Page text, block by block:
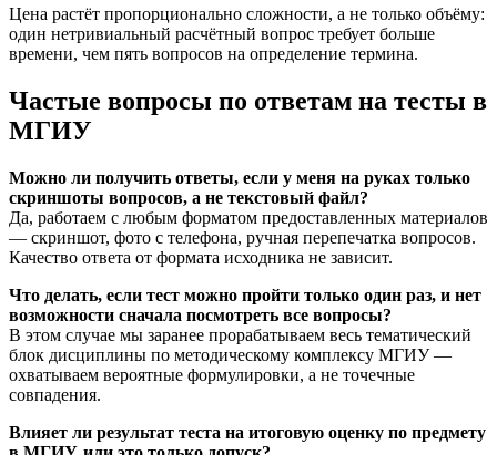
Цена растёт пропорционально сложности, а не только объёму:
один нетривиальный расчётный вопрос требует больше
времени, чем пять вопросов на определение термина.
Частые вопросы по ответам на тесты в
МГИУ
Можно ли получить ответы, если у меня на руках только
скриншоты вопросов, а не текстовый файл?
Да, работаем с любым форматом предоставленных материалов
— скриншот, фото с телефона, ручная перепечатка вопросов.
Качество ответа от формата исходника не зависит.
Что делать, если тест можно пройти только один раз, и нет
возможности сначала посмотреть все вопросы?
В этом случае мы заранее прорабатываем весь тематический
блок дисциплины по методическому комплексу МГИУ —
охватываем вероятные формулировки, а не точечные
совпадения.
Влияет ли результат теста на итоговую оценку по предмету